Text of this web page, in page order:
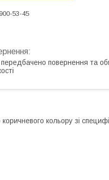
53-45
повернення та
кольору зі